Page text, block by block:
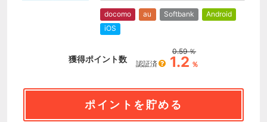
docomo au Softbank
Android
iOS
獲得ポイント数 認証済
0.59 ％
1.2 ％
ポイントを貯める